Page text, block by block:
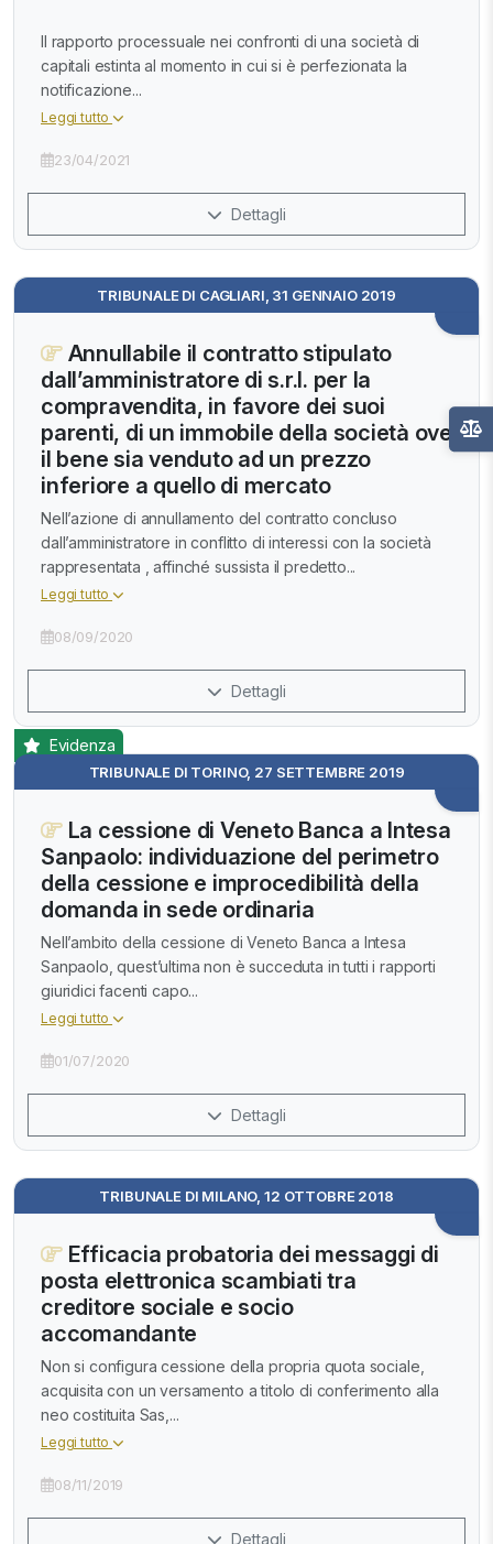
Il rapporto processuale nei confronti di una società di
capitali estinta al momento in cui si è perfezionata la
notificazione...
Leggi tutto
23/04/2021
Dettagli
TRIBUNALE DI CAGLIARI, 31 GENNAIO 2019
Annullabile il contratto stipulato
dall’amministratore di s.r.l. per la
compravendita, in favore dei suoi
parenti, di un immobile della società ove
il bene sia venduto ad un prezzo
inferiore a quello di mercato
Nell’azione di annullamento del contratto concluso
dall’amministratore in conflitto di interessi con la società
rappresentata , affinché sussista il predetto...
Leggi tutto
08/09/2020
Dettagli
TRIBUNALE DI TORINO, 27 SETTEMBRE 2019
Evidenza
La cessione di Veneto Banca a Intesa
Sanpaolo: individuazione del perimetro
della cessione e improcedibilità della
domanda in sede ordinaria
Nell’ambito della cessione di Veneto Banca a Intesa
Sanpaolo, quest’ultima non è succeduta in tutti i rapporti
giuridici facenti capo...
Leggi tutto
01/07/2020
Dettagli
TRIBUNALE DI MILANO, 12 OTTOBRE 2018
Efficacia probatoria dei messaggi di
posta elettronica scambiati tra
creditore sociale e socio
accomandante
Non si configura cessione della propria quota sociale,
acquisita con un versamento a titolo di conferimento alla
neo costituita Sas,...
Leggi tutto
08/11/2019
Dettagli